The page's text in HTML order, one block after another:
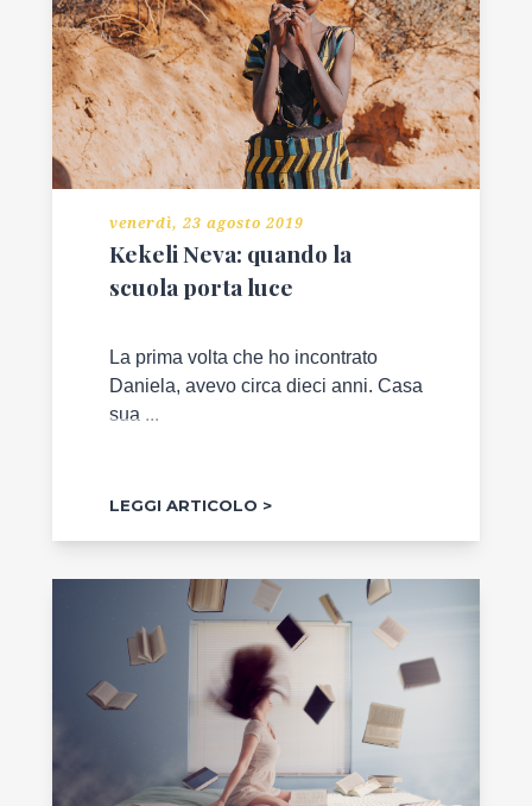
venerdì, 23 agosto 2019
Kekeli Neva: quando la
scuola porta luce
La prima volta che ho incontrato
Daniela, avevo circa dieci anni. Casa
sua ...
LEGGI ARTICOLO